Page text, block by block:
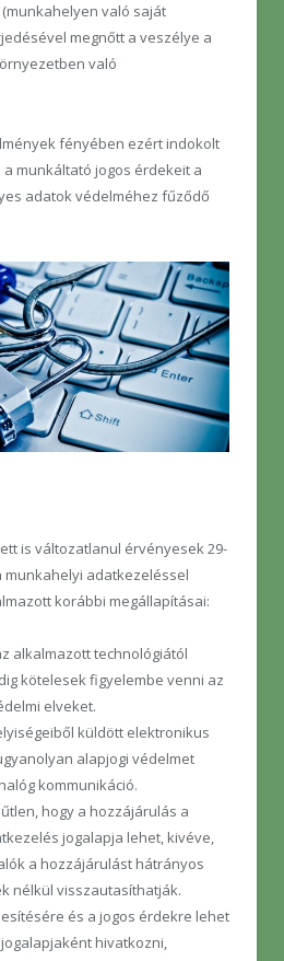
(munkahelyen való saját
megnőtt a veszélye a
való
fényében ezért indokolt
munkáltató jogos érdekeit a
adatok védelméhez fűződő
is változatlanul érvényesek 29-
munkahelyi adatkezeléssel
korábbi megállapításai:
alkalmazott technológiától
kötelesek figyelembe venni az
elveket.
küldött elektronikus
alapjogi védelmet
kommunikáció.
hogy a hozzájárulás a
jogalapja lehet, kivéve,
a hozzájárulást hátrányos
nélkül visszautasíthatják.
és a jogos érdekre lehet
hivatkozni,